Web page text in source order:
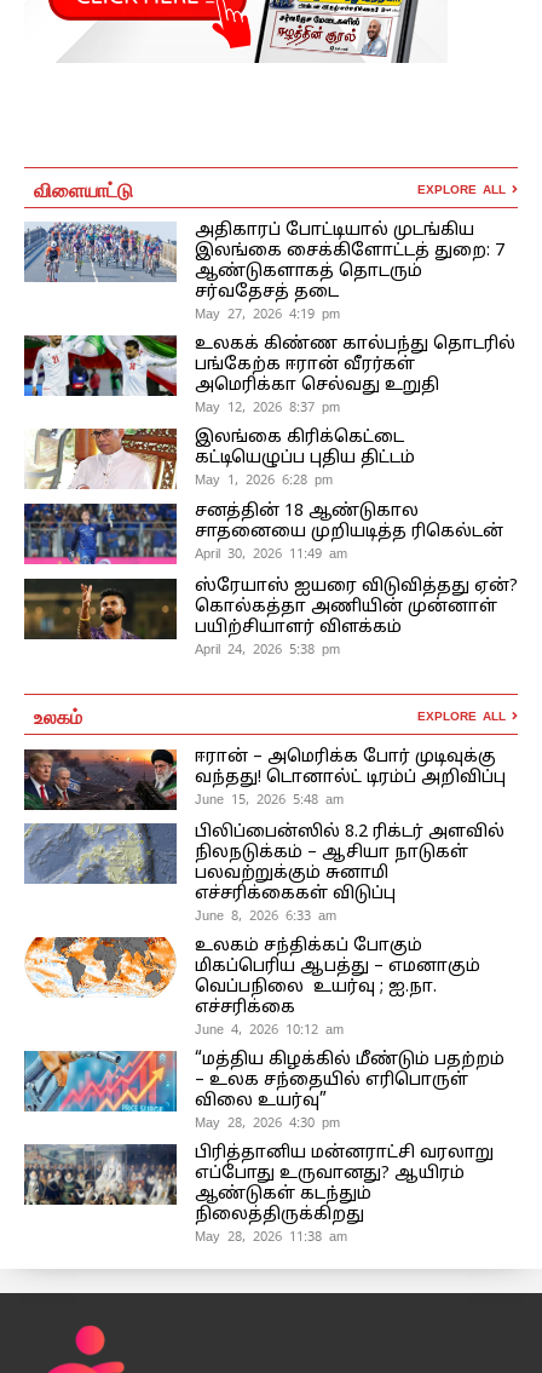
விளையாட்டு EXPLORE ALL
அதிகாரப் போட்டியால் முடங்கிய
இலங்கை சைக்கிளோட்டத் துறை: 7
ஆண்டுகளாகத் தொடரும்
சர்வதேசத் தடை
May 27, 2026 4:19 pm
உலகக் கிண்ண கால்பந்து தொடரில்
பங்கேற்க ஈரான் வீரர்கள்
அமெரிக்கா செல்வது உறுதி
May 12, 2026 8:37 pm
இலங்கை கிரிக்கெட்டை
கட்டியெழுப்ப புதிய திட்டம்
May 1, 2026 6:28 pm
சனத்தின் 18 ஆண்டுகால
சாதனையை முறியடித்த ரிகெல்டன்
April 30, 2026 11:49 am
ஸ்ரேயாஸ் ஐயரை விடுவித்தது ஏன்?
கொல்கத்தா அணியின் முன்னாள்
பயிற்சியாளர் விளக்கம்
April 24, 2026 5:38 pm
உலகம் EXPLORE ALL
ஈரான் – அமெரிக்க போர் முடிவுக்கு
வந்தது! டொனால்ட் டிரம்ப் அறிவிப்பு
June 15, 2026 5:48 am
பிலிப்பைன்ஸில் 8.2 ரிக்டர் அளவில்
நிலநடுக்கம் – ஆசியா நாடுகள்
பலவற்றுக்கும் சுனாமி
எச்சரிக்கைகள் விடுப்பு
June 8, 2026 6:33 am
உலகம் சந்திக்கப் போகும்
மிகப்பெரிய ஆபத்து – எமனாகும்
வெப்பநிலை உயர்வு ; ஐ.நா.
எச்சரிக்கை
June 4, 2026 10:12 am
“மத்திய கிழக்கில் மீண்டும் பதற்றம்
– உலக சந்தையில் எரிபொருள்
விலை உயர்வு”
May 28, 2026 4:30 pm
பிரித்தானிய மன்னராட்சி வரலாறு
எப்போது உருவானது? ஆயிரம்
ஆண்டுகள் கடந்தும்
நிலைத்திருக்கிறது
May 28, 2026 11:38 am